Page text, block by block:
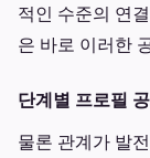
적인 수준의 연
은 바로 이러한
단계별 프로필
물론 관계가 발